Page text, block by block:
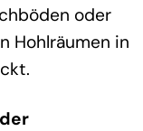
oder
Hohlräumen in